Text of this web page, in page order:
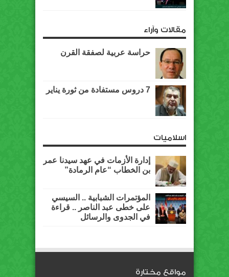
مقالات وآراء
حراسة عربية لصفقة القرن
7 دروس مستفادة من ثورة يناير
اسلاميات
إدارة الأزمات في عهد سيدنا عمر
بن الخطاب “عام الرمادة”
المؤتمرات الشبابية .. السيسي
على خطى عبد الناصر .. قراءة
في الجدوى والرسائل
مواقع مختارة